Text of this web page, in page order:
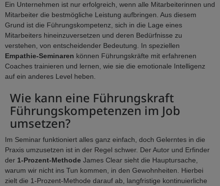
Ein Unternehmen ist nur erfolgreich, wenn alle Mitarbeiterinnen und
Mitarbeiter die bestmögliche Leistung aufbringen. Aus diesem
Grund ist die Führungskompetenz, sich in die Lage eines
Mitarbeiters hineinzuversetzen und deren Bedürfnisse zu
verstehen, von entscheidender Bedeutung. In speziellen
Empathie-Seminaren können Führungskräfte mit erfahrenen
Coaches trainieren und lernen, wie sie die emotionale Intelligenz
auf ein anderes Level heben.
Wie kann eine Führungskraft
Führungskompetenzen im Job
umsetzen?
Im Seminar funktioniert alles ganz einfach, doch Gelerntes in die
Praxis umzusetzen ist in der Regel schwer. Der Autor und Erfinder
der 1-Prozent-Methode James Clear sieht die Hauptursache,
warum wir nicht ins Tun kommen, in den Gewohnheiten. Hierbei
zielt die 1-Prozent-Methode darauf ab, langfristige kontinuierliche